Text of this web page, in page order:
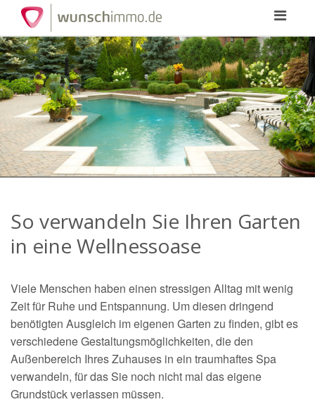
Toggle
So verwandeln Sie Ihren Garten
in eine Wellnessoase
Viele Menschen haben einen stressigen Alltag mit wenig
Zeit für Ruhe und Entspannung. Um diesen dringend
benötigten Ausgleich im eigenen Garten zu finden, gibt es
verschiedene Gestaltungsmöglichkeiten, die den
Außenbereich Ihres Zuhauses in ein traumhaftes Spa
verwandeln, für das Sie noch nicht mal das eigene
Grundstück verlassen müssen.